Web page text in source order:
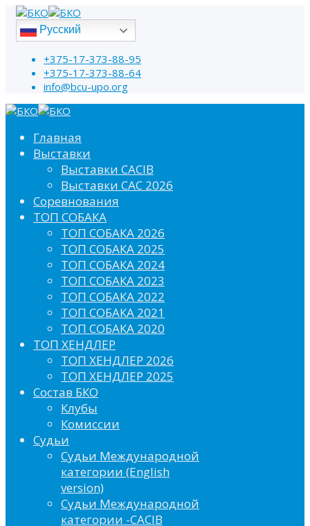
Русский
+375-17-373-88-95
+375-17-373-88-64
info@bcu-upo.org
Главная
Выставки
Выставки CACIB
Выставки САС 2026
Соревнования
ТОП СОБАКА
ТОП СОБАКА 2026
ТОП СОБАКА 2025
ТОП СОБАКА 2024
ТОП СОБАКА 2023
ТОП СОБАКА 2022
ТОП СОБАКА 2021
ТОП СОБАКА 2020
ТОП ХЕНДЛЕР
ТОП ХЕНДЛЕР 2026
ТОП ХЕНДЛЕР 2025
Состав БКО
Клубы
Комиссии
Судьи
Судьи Международной
категории (English
version)
Судьи Международной
категории -CACIB